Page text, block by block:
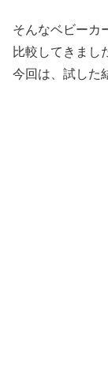
そんなベビーカ
比較してきまし
今回は、試した